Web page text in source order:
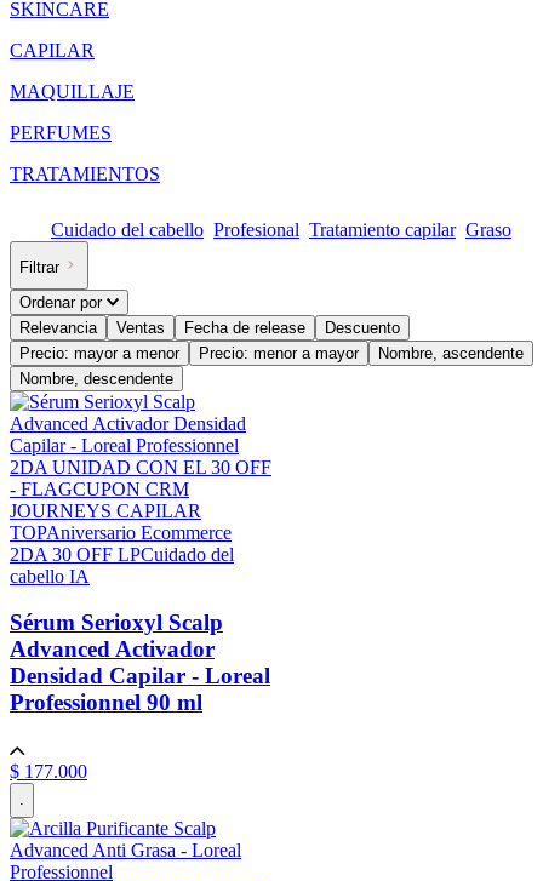
SKINCARE
CAPILAR
MAQUILLAJE
PERFUMES
TRATAMIENTOS
Cuidado del cabello Profesional Tratamiento capilar Graso
Filtrar
Ordenar por
Relevancia
Ventas Fecha de release
Descuento
Precio: mayor a menor
Precio: menor a mayor
Nombre, ascendente
Nombre, descendente
2DA UNIDAD CON EL 30 OFF
- FLAGCUPON CRM
JOURNEYS CAPILAR
TOPAniversario Ecommerce
2DA 30 OFF LPCuidado del
cabello IA
Sérum Serioxyl Scalp
Advanced Activador
Densidad Capilar - Loreal
Professionnel 90 ml
$ 177.000
.